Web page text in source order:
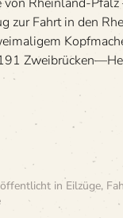
zur Fahrt in den
in Eilzüge,
zu